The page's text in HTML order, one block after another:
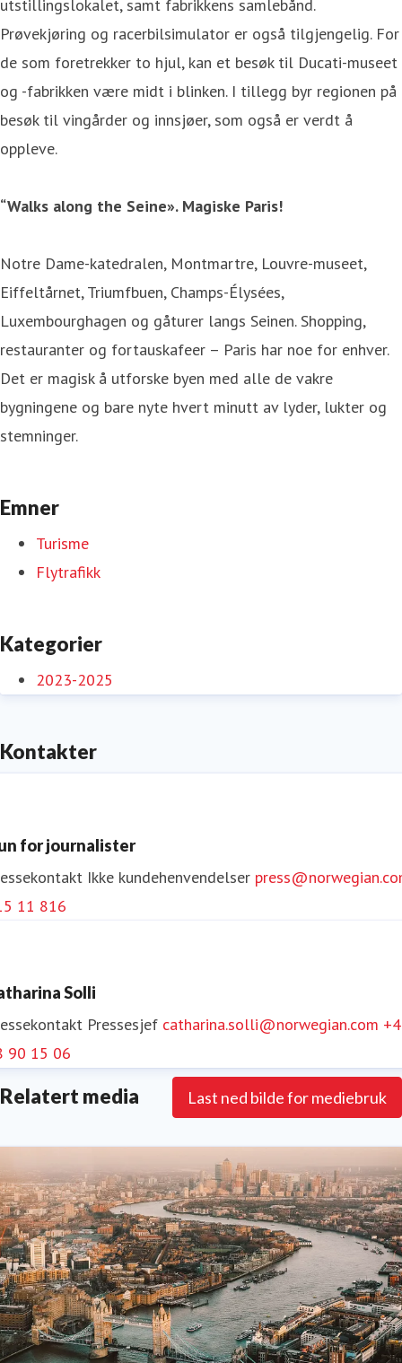
utstillingslokalet, samt fabrikkens samlebånd.
Prøvekjøring og racerbilsimulator er også tilgjengelig. For
de som foretrekker to hjul, kan et besøk til Ducati-museet
og -fabrikken være midt i blinken. I tillegg byr regionen på
besøk til vingårder og innsjøer, som også er verdt å
oppleve.
“Walks along the Seine». Magiske Paris!
Notre Dame-katedralen, Montmartre, Louvre-museet,
Eiffeltårnet, Triumfbuen, Champs-Élysées,
Luxembourghagen og gåturer langs Seinen. Shopping,
restauranter og fortauskafeer – Paris har noe for enhver.
Det er magisk å utforske byen med alle de vakre
bygningene og bare nyte hvert minutt av lyder, lukter og
stemninger.
Emner
Turisme
Flytrafikk
Kategorier
2023-2025
Kontakter
for journalister
Ikke kundehenvendelser
11 816
Solli
Pressesjef catharina.solli@norwegian.com
90 15 06
Relatert media Last ned bilde for mediebruk